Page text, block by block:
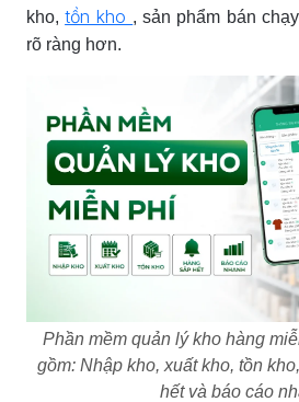
kho,tồn kho , sản phẩm bán
rõ ràng hơn.
Phần mềm quản lý kho hàng
gồm: Nhập kho, xuất kho, tồn
hết và báo cáo